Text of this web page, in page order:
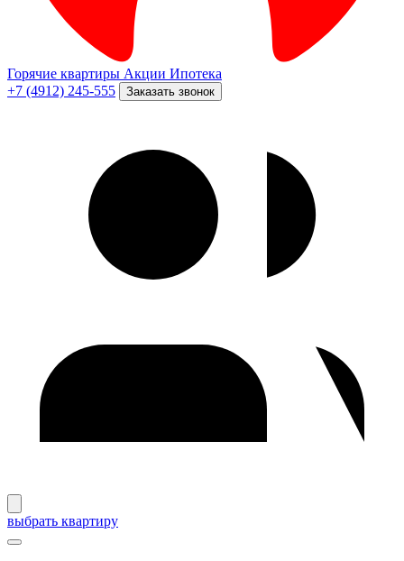
Горячие квартиры Акции Ипотека
+7 (4912) 245-555
Заказать звонок
выбрать квартиру